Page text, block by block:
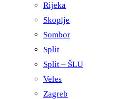
Rijeka
Skoplje
Sombor
Split
Split – ŠLU
Veles
Zagreb